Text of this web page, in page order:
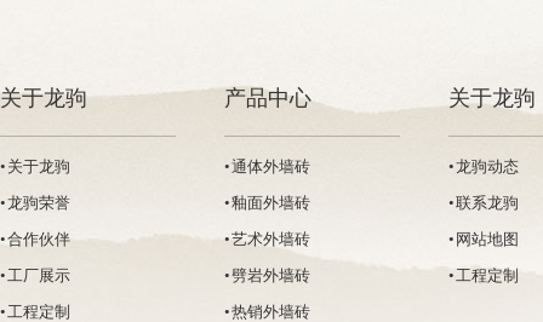
关于龙驹
• 关于龙驹
• 龙驹荣誉
• 合作伙伴
• 工厂展示
• 工程定制
产品中心
• 通体外墙砖
• 釉面外墙砖
• 艺术外墙砖
• 劈岩外墙砖
• 热销外墙砖
关于龙驹
• 龙驹动态
• 联系龙驹
• 网站地图
• 工程定制